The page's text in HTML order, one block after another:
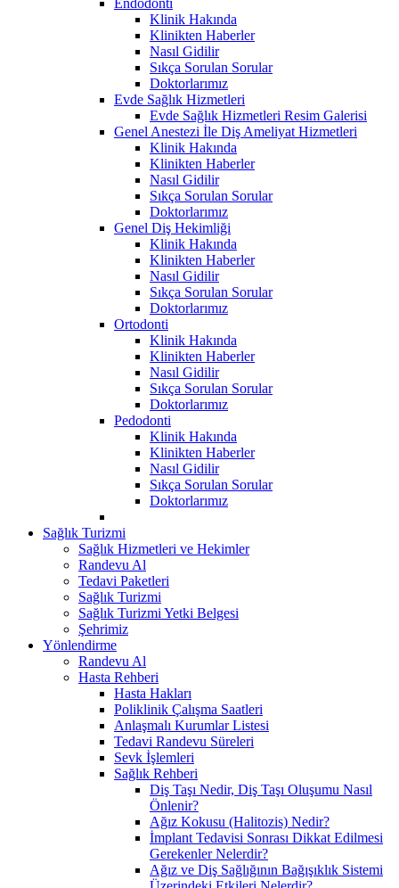
Klinik Hakında
Klinikten Haberler
Nasıl Gidilir
Sıkça Sorulan Sorular
Doktorlarımız
Evde Sağlık Hizmetleri
Evde Sağlık Hizmetleri Resim Galerisi
Genel Anestezi İle Diş Ameliyat Hizmetleri
Klinik Hakında
Klinikten Haberler
Nasıl Gidilir
Sıkça Sorulan Sorular
Doktorlarımız
Genel Diş Hekimliği
Klinik Hakında
Klinikten Haberler
Nasıl Gidilir
Sıkça Sorulan Sorular
Doktorlarımız
Ortodonti
Klinik Hakında
Klinikten Haberler
Nasıl Gidilir
Sıkça Sorulan Sorular
Doktorlarımız
Pedodonti
Klinik Hakında
Klinikten Haberler
Nasıl Gidilir
Sıkça Sorulan Sorular
Doktorlarımız
Sağlık Turizmi
Sağlık Hizmetleri ve Hekimler
Randevu Al
Tedavi Paketleri
Sağlık Turizmi
Sağlık Turizmi Yetki Belgesi
Şehrimiz
Yönlendirme
Randevu Al
Hasta Rehberi
Hasta Hakları
Poliklinik Çalışma Saatleri
Anlaşmalı Kurumlar Listesi
Tedavi Randevu Süreleri
Sevk İşlemleri
Sağlık Rehberi
Diş Taşı Nedir, Diş Taşı Oluşumu Nasıl
Önlenir?
Ağız Kokusu (Halitozis) Nedir?
İmplant Tedavisi Sonrası Dikkat Edilmesi
Gerekenler Nelerdir?
Ağız ve Diş Sağlığının Bağışıklık Sistemi